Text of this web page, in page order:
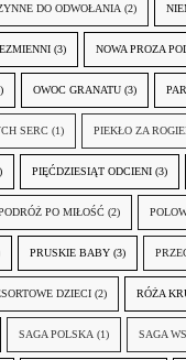
DO ODWOŁANIA (2)
(3) NOWA PROZA
OWOC GRANATU (3)
SERC (1) PIEKŁO ZA
PIĘĆDZIESIĄT ODCIENI (3)
PO MIŁOŚĆ (2)
PRUSKIE BABY (3)
DZIECI (2) RÓŻA
SAGA POLSKA (1) SAGA